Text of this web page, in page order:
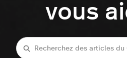
vous
Recherche